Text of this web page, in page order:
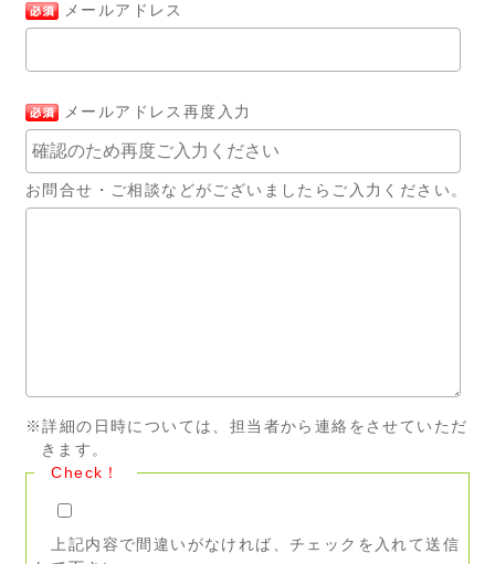
メールアドレス
メールアドレス再度入力
お問合せ・ご相談などがございましたらご入力ください。
※詳細の日時については、担当者から連絡をさせていただ
きます。
Check！
上記内容で間違いがなければ、チェックを入れて送信